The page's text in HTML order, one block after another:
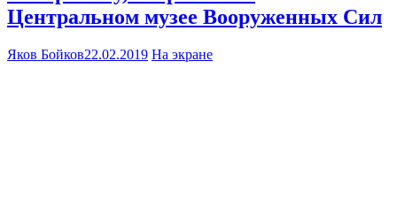
Центральном музее Вооруженных Сил
Яков Бойков22.02.2019 На экране